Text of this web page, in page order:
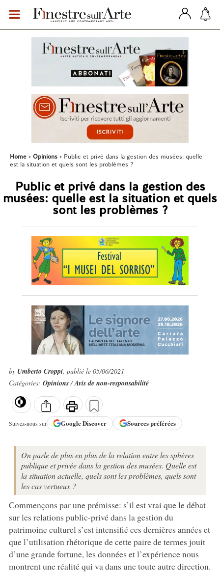
Home Opinions
Public et privé dans la gestion des musées: quelle
est la situation et quels sont les problèmes ?
Public et privé dans la gestion des
musées: quelle est la situation et quels
sont les problèmes ?
by Umberto Croppi, publié le 05/06/2021
Catégories: Opinions/Avis de non-responsabilité
Suivez-nous sur GoogleDiscover Sources préférées
On parle de plus en plus de la relation entre les sphères
publique et privée dans la gestion des musées. Quelle est
la situation actuelle, quels sont les problèmes, quels sont
les cas vertueux ?
Commençons par une prémisse: s’il est vrai que le débat
sur les relations public-privé dans la gestion du
patrimoine culturel s’est intensifié ces dernières années et
que l’utilisation rhétorique de cette paire de termes jouit
d’une grande fortune, les données et l’expérience nous
montrent une réalité qui va dans une toute autre direction.